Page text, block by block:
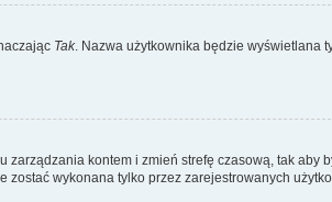
Tak. Nazwa użytkownika będzie wyświetlana
kontem i zmień strefę czasową, tak aby
wykonana tylko przez zarejestrowanych